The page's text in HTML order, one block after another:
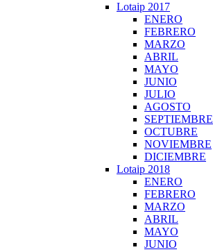
Lotaip 2017
ENERO
FEBRERO
MARZO
ABRIL
MAYO
JUNIO
JULIO
AGOSTO
SEPTIEMBRE
OCTUBRE
NOVIEMBRE
DICIEMBRE
Lotaip 2018
ENERO
FEBRERO
MARZO
ABRIL
MAYO
JUNIO